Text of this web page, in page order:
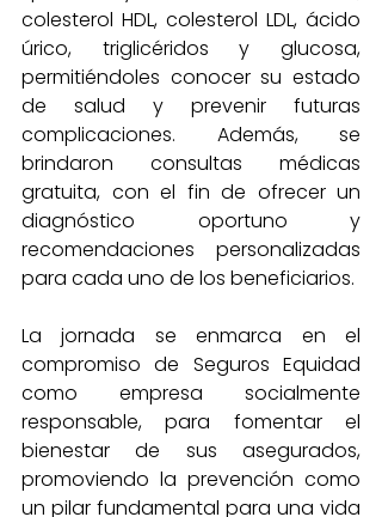
colesterol HDL, colesterol LDL, ácido
úrico, triglicéridos y glucosa,
permitiéndoles conocer su estado
de salud y prevenir futuras
complicaciones. Además, se
brindaron consultas médicas
gratuita, con el fin de ofrecer un
diagnóstico oportuno y
recomendaciones personalizadas
para cada uno de los beneficiarios.
La jornada se enmarca en el
compromiso de Seguros Equidad
como empresa socialmente
responsable, para fomentar el
bienestar de sus asegurados,
promoviendo la prevención como
un pilar fundamental para una vida